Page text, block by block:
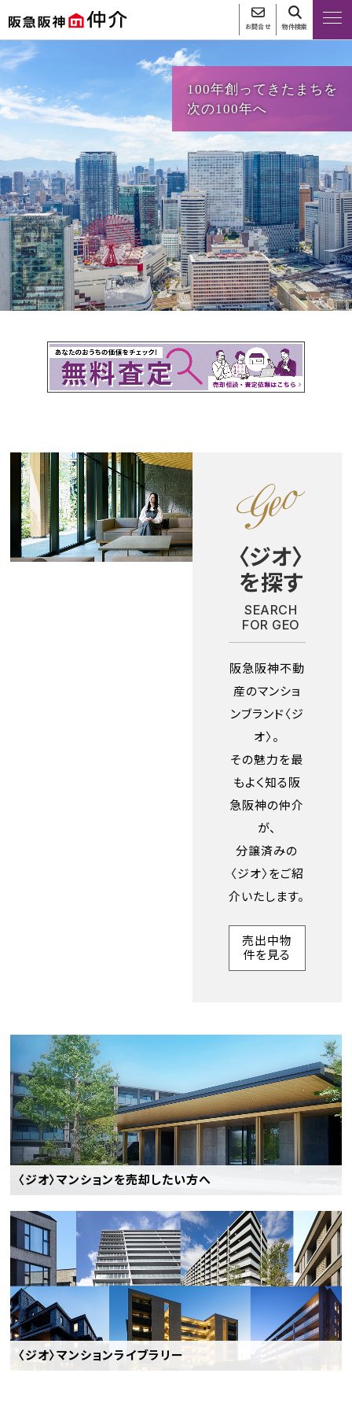
お問合せ 物件検索
100年創ってきたまちを
次の100年へ
〈ジオ〉
を探す
SEARCH
FOR GEO
阪急阪神不動
産のマンショ
ンブランド〈ジ
オ〉。
その魅力を最
もよく知る阪
急阪神の仲介
が、
分譲済みの
〈ジオ〉をご紹
介いたします。
売出中物
件を見る
〈ジオ〉マンションを売却したい方へ
〈ジオ〉マンションライブラリー